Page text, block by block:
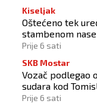
Kiseljak
Oštećeno tek
stambenom
Prije 6 sati
SKB Mostar
Vozač podlegao
sudara kod
Prije 6 sati